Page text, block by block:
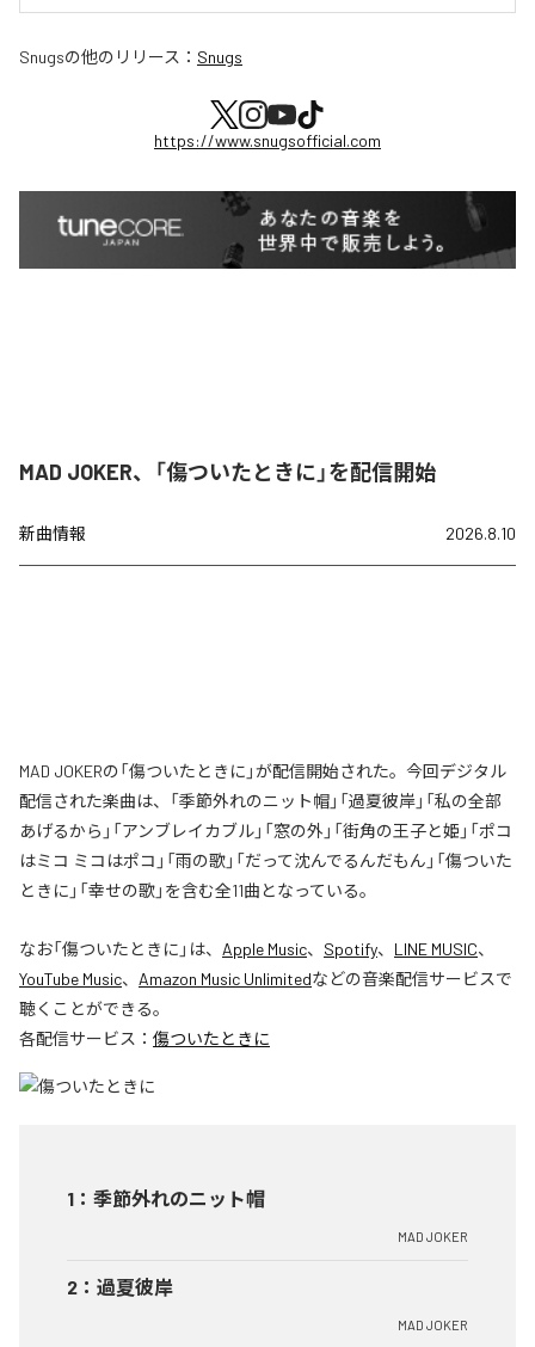
Snugsの他のリリース： Snugs
https://www.snugsofficial.com
MAD JOKER、「傷ついたときに」を配信開始
新曲情報 2026.8.10
MAD JOKERの「傷ついたときに」が配信開始された。今回デジタル
配信された楽曲は、「季節外れのニット帽」「過夏彼岸」「私の全部
あげるから」「アンブレイカブル」「窓の外」「街角の王子と姫」「ポコ
はミコ ミコはポコ」「雨の歌」「だって沈んでるんだもん」「傷ついた
ときに」「幸せの歌」を含む全11曲となっている。
なお「傷ついたときに 」は、 Apple Music、 Spotify、 LINE MUSIC、
YouTube Music、 Amazon Music Unlimitedなどの音楽配信サービスで
聴くことができる。
各配信サービス： 傷ついたときに
1 ： 季節外れのニット帽
MAD JOKER
2 ： 過夏彼岸
MAD JOKER